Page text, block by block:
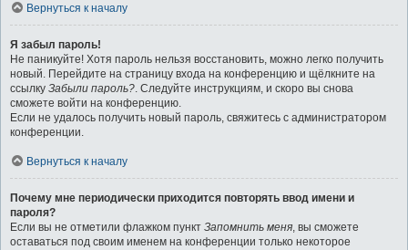
Вернуться к началу
Я забыл пароль!
Не паникуйте! Хотя пароль нельзя восстановить, можно легко получить
новый. Перейдите на страницу входа на конференцию и щёлкните на
ссылку Забыли пароль?. Следуйте инструкциям, и скоро вы снова
сможете войти на конференцию.
Если не удалось получить новый пароль, свяжитесь с администратором
конференции.
Вернуться к началу
Почему мне периодически приходится повторять ввод имени и
пароля?
Если вы не отметили флажком пункт Запомнить меня, вы сможете
оставаться под своим именем на конференции только некоторое